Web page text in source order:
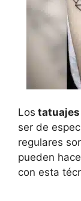
Los tatuajes
ser de
regulares
pueden
con esta